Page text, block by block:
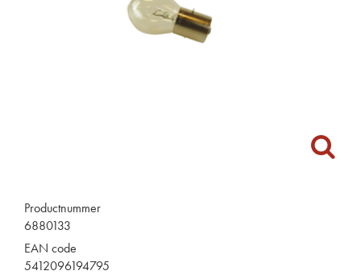
Productnummer
6880133
EAN code
5412096194795